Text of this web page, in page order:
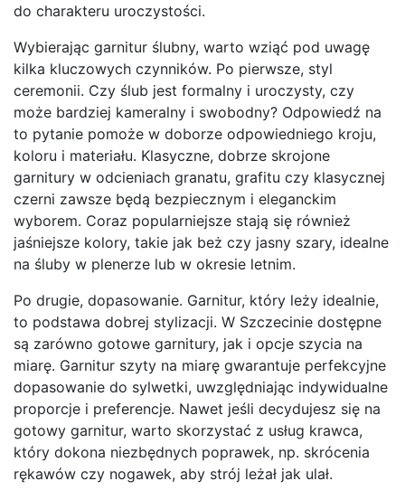
do charakteru uroczystości.
Wybierając garnitur ślubny, warto wziąć pod uwagę
kilka kluczowych czynników. Po pierwsze, styl
ceremonii. Czy ślub jest formalny i uroczysty, czy
może bardziej kameralny i swobodny? Odpowiedź na
to pytanie pomoże w doborze odpowiedniego kroju,
koloru i materiału. Klasyczne, dobrze skrojone
garnitury w odcieniach granatu, grafitu czy klasycznej
czerni zawsze będą bezpiecznym i eleganckim
wyborem. Coraz popularniejsze stają się również
jaśniejsze kolory, takie jak beż czy jasny szary, idealne
na śluby w plenerze lub w okresie letnim.
Po drugie, dopasowanie. Garnitur, który leży idealnie,
to podstawa dobrej stylizacji. W Szczecinie dostępne
są zarówno gotowe garnitury, jak i opcje szycia na
miarę. Garnitur szyty na miarę gwarantuje perfekcyjne
dopasowanie do sylwetki, uwzględniając indywidualne
proporcje i preferencje. Nawet jeśli decydujesz się na
gotowy garnitur, warto skorzystać z usług krawca,
który dokona niezbędnych poprawek, np. skrócenia
rękawów czy nogawek, aby strój leżał jak ulał.